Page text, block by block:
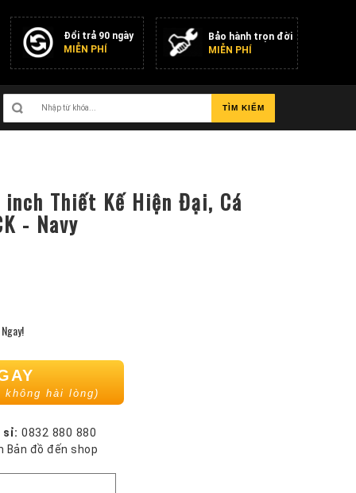
Đổi trả 90 ngày
MIỄN PHÍ
Bảo hành trọn đời
MIỄN PHÍ
TÌM KIẾM
Thiết Kế Hiện Đại, Cá
- Navy
không hài lòng)
sỉ: 0832 880 880
Bản đồ đến shop